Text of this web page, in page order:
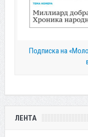
Подписка на
ЛЕНТА